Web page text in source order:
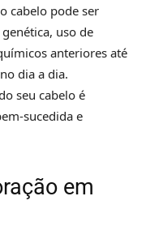
cabelo pode ser
uso de
anteriores até
dia a dia.
seu cabelo é
sucedida e
em